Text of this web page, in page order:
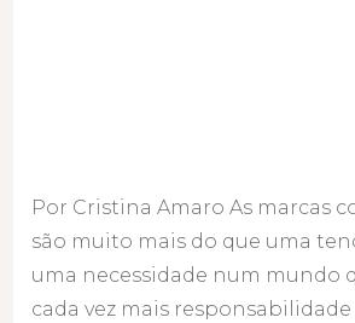
Por Cristina Amaro As marcas
são muito mais do que uma
uma necessidade num mundo
cada vez mais responsabilidade